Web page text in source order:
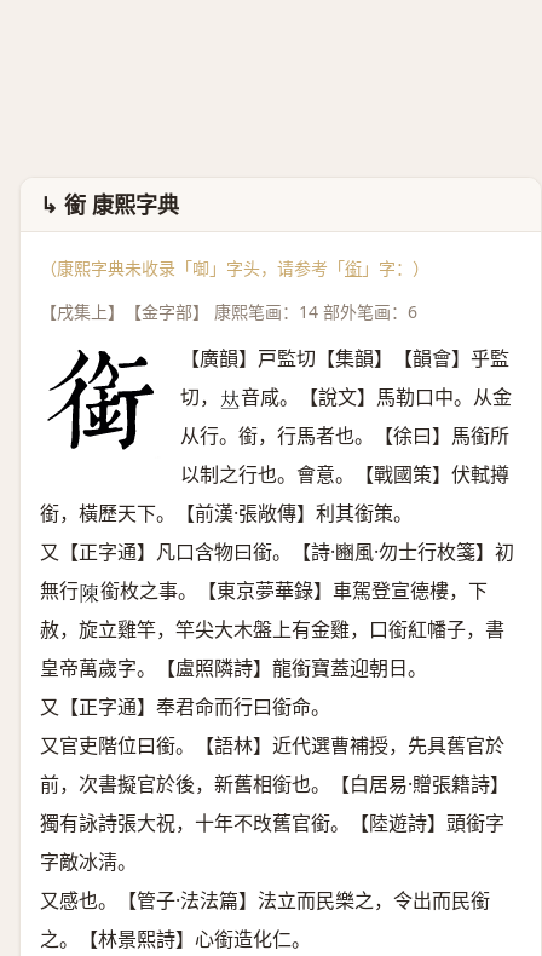
↳ 銜 康熙字典
（康熙字典未收录「啣」字头，请参考「銜 」字：）
【戌集上】【金字部】 康熙笔画：14 部外笔画：6
【廣韻】戸監切【集韻】【韻會】乎監
切， 𠀤音咸。【說文】馬勒口中。从金
从行。銜，行馬者也。【徐曰】馬銜所
以制之行也。會意。【戰國策】伏軾撙
銜，橫歷天下。【前漢·張敞傳】利其銜策。
又【正字通】凡口含物曰銜。【詩·豳風·勿士行枚箋】初
無行𨻰 銜枚之事。【東京夢華錄】車駕登宣德樓，下
赦，旋立雞竿，竿尖大木盤上有金雞，口銜紅幡子，書
皇帝萬歲字。【盧照隣詩】龍銜寶蓋迎朝日。
又【正字通】奉君命而行曰銜命。
又官吏階位曰銜。【語林】近代選曹補授，先具舊官於
前，次書擬官於後，新舊相銜也。【白居易·贈張籍詩】
獨有詠詩張大祝，十年不攺舊官銜。【陸遊詩】頭銜字
字敵冰淸。
又感也。【管子·法法篇】法立而民樂之，令出而民銜
之。【林景熙詩】心銜造化仁。